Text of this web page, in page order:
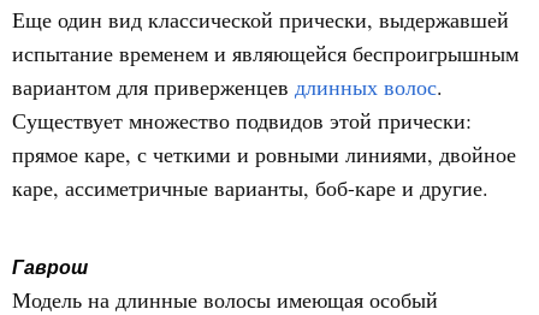
Еще один вид классической прически, выдержавшей
испытание временем и являющейся беспроигрышным
вариантом для приверженцев длинных волос.
Существует множество подвидов этой прически:
прямое каре, с четкими и ровными линиями, двойное
каре, ассиметричные варианты, боб-каре и другие.
Гаврош
Модель на длинные волосы имеющая особый